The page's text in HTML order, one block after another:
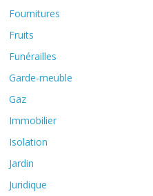
Fournitures
Fruits
Funérailles
Garde-meuble
Gaz
Immobilier
Isolation
Jardin
Juridique